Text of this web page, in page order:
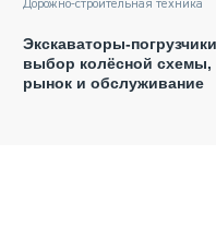
Дорожно-строительная техника
Экскаваторы-
выбор колёсной схемы,
рынок и обслуживание